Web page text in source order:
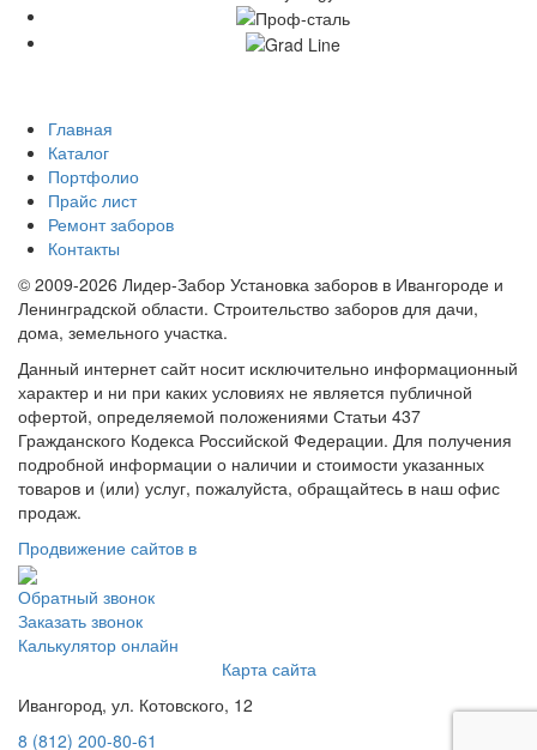
Главная
Каталог
Портфолио
Прайс лист
Ремонт заборов
Контакты
© 2009-2026 Лидер-Забор Установка заборов в Ивангороде и
Ленинградской области. Строительство заборов для дачи,
дома, земельного участка.
Данный интернет сайт носит исключительно информационный
характер и ни при каких условиях не является публичной
офертой, определяемой положениями Статьи 437
Гражданского Кодекса Российской Федерации. Для получения
подробной информации о наличии и стоимости указанных
товаров и (или) услуг, пожалуйста, обращайтесь в наш офис
продаж.
Продвижение сайтов в
Обратный звонок
Заказать звонок
Калькулятор онлайн
Карта сайта
Ивангород, ул. Котовского, 12
8 (812) 200-80-61